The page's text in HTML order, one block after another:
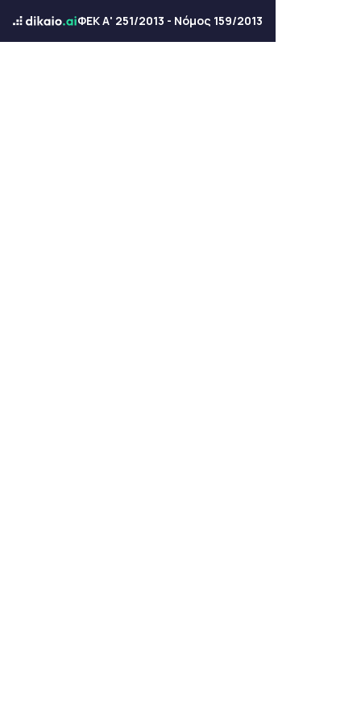
ΦΕΚ Α' 251/2013 - Νόμος 159/2013